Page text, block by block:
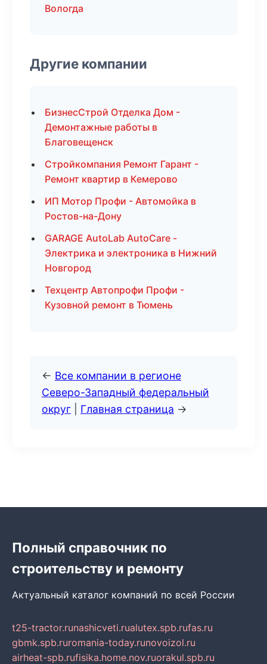
Вологда
Другие компании
БизнесСтрой Отделка Дом -
Демонтажные работы в
Благовещенск
Стройкомпания Ремонт Гарант -
Ремонт квартир в Кемерово
ИП Мотор Профи - Автомойка в
Ростов-на-Дону
GARAGE AutoLab AutoCare -
Электрика и электроника в Нижний
Новгород
Техцентр Автопрофи Профи -
Кузовной ремонт в Тюмень
← Все компании в регионе
Северо-Западный федеральный
округ
Главная страница →
Полный справочник по
строительству и ремонту
Актуальный каталог компаний по всей России
t25-tractor.runashicveti.rualutex.spb.rufas.ru
gbmk.spb.ruromania-today.runovoizol.ru
airheat-spb.rufisika.home.nov.ruorakul.spb.ru